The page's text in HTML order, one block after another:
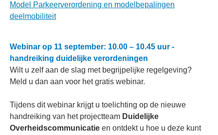
Model Parkeerverordening en modelbepalingen
deelmobiliteit
Webinar op 11 september: 10.00 – 10.45 uur -
handreiking duidelijke verordeningen
Wilt u zelf aan de slag met begrijpelijke regelgeving?
Meld u dan aan voor het gratis webinar.
Tijdens dit webinar krijgt u toelichting op de nieuwe
handreiking van het projectteam Duidelijke
Overheidscommunicatie en ontdekt u hoe u deze kunt